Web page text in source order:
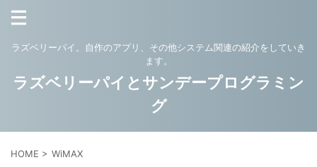
ラズベリーパイ。自作のアプリ、その他システム関連の紹介をしていき
ます。
ラズベリーパイとサンデープログラミン
グ
HOME > WiMAX